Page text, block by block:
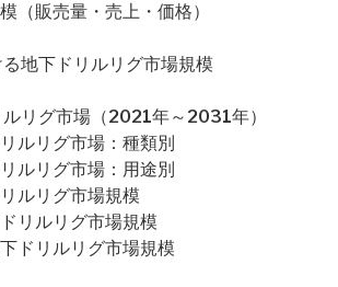
（販売量・売上・価格）
地下ドリルリグ市場規模
リグ市場（2021年～2031年）
ルリグ市場：種類別
ルリグ市場：用途別
ルリグ市場規模
リルリグ市場規模
ドリルリグ市場規模